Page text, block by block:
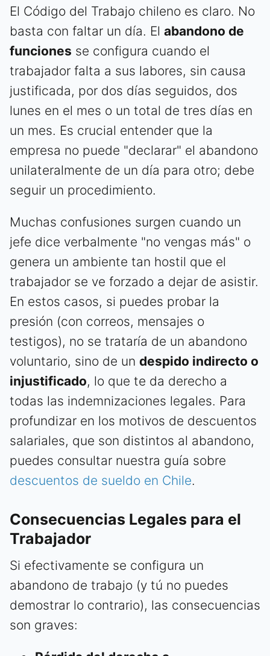
El Código del Trabajo chileno es claro. No
basta con faltar un día. El abandono de
funciones se configura cuando el
trabajador falta a sus labores, sin causa
justificada, por dos días seguidos, dos
lunes en el mes o un total de tres días en
un mes. Es crucial entender que la
empresa no puede "declarar" el abandono
unilateralmente de un día para otro; debe
seguir un procedimiento.
Muchas confusiones surgen cuando un
jefe dice verbalmente "no vengas más" o
genera un ambiente tan hostil que el
trabajador se ve forzado a dejar de asistir.
En estos casos, si puedes probar la
presión (con correos, mensajes o
testigos), no se trataría de un abandono
voluntario, sino de un despido indirecto o
injustificado, lo que te da derecho a
todas las indemnizaciones legales. Para
profundizar en los motivos de descuentos
salariales, que son distintos al abandono,
puedes consultar nuestra guía sobre
descuentos de sueldo en Chile.
Consecuencias Legales para el
Trabajador
Si efectivamente se configura un
abandono de trabajo (y tú no puedes
demostrar lo contrario), las consecuencias
son graves: